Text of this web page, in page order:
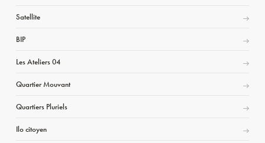
Satellite
BIP
Les Ateliers 04
Quartier Mouvant
Quartiers Pluriels
Ilo citoyen